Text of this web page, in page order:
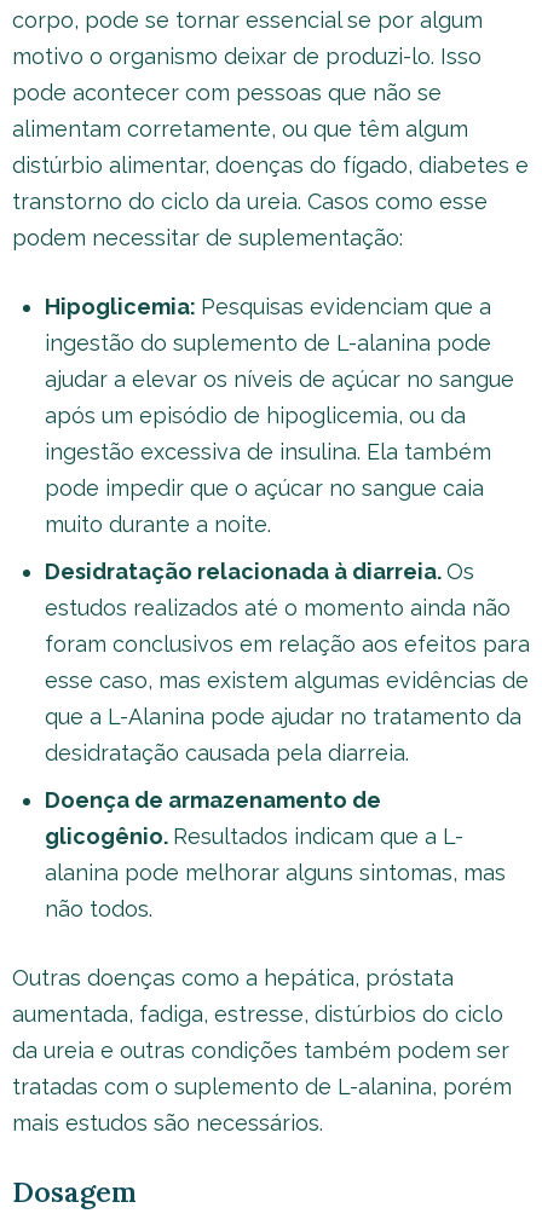
corpo, pode se tornar essencial se por algum
motivo o organismo deixar de produzi-lo. Isso
pode acontecer com pessoas que não se
alimentam corretamente, ou que têm algum
distúrbio alimentar, doenças do fígado, diabetes e
transtorno do ciclo da ureia. Casos como esse
podem necessitar de suplementação:
Hipoglicemia: Pesquisas evidenciam que a
ingestão do suplemento de L-alanina pode
ajudar a elevar os níveis de açúcar no sangue
após um episódio de hipoglicemia, ou da
ingestão excessiva de insulina. Ela também
pode impedir que o açúcar no sangue caia
muito durante a noite.
Desidratação relacionada à diarreia.Os
estudos realizados até o momento ainda não
foram conclusivos em relação aos efeitos para
esse caso, mas existem algumas evidências de
que a L-Alanina pode ajudar no tratamento da
desidratação causada pela diarreia.
Doença de armazenamento de
glicogênio. Resultados indicam que a L-
alanina pode melhorar alguns sintomas, mas
não todos.
Outras doenças como a hepática, próstata
aumentada, fadiga, estresse, distúrbios do ciclo
da ureia e outras condições também podem ser
tratadas com o suplemento de L-alanina, porém
mais estudos são necessários.
Dosagem